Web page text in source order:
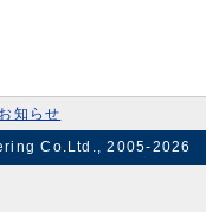
お知らせ
Co.Ltd., 2005-2026